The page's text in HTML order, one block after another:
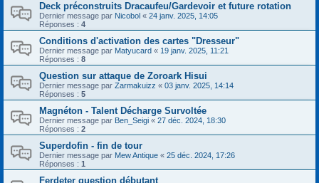
Deck préconstruits Dracaufeu/Gardevoir et future rotation
Dernier message par Nicobol « 24 janv. 2025, 14:05
Réponses : 4
Conditions d'activation des cartes "Dresseur"
Dernier message par Matyucard « 19 janv. 2025, 11:21
Réponses : 8
Question sur attaque de Zoroark Hisui
Dernier message par Zarmakuizz « 03 janv. 2025, 14:14
Réponses : 5
Magnéton - Talent Décharge Survoltée
Dernier message par Ben_Seigi « 27 déc. 2024, 18:30
Réponses : 2
Superdofin - fin de tour
Dernier message par Mew Antique « 25 déc. 2024, 17:26
Réponses : 1
Ferdeter question débutant